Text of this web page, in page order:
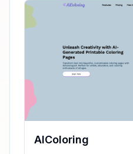
AIColoring